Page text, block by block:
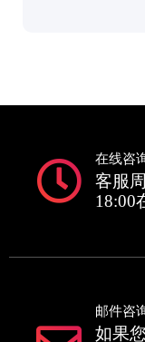
在线咨
客服
18:00
邮件咨
如果